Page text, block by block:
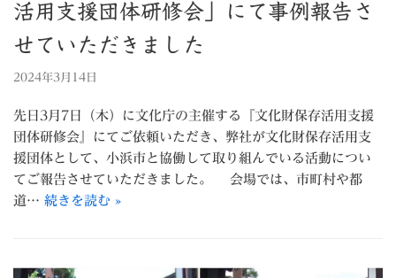
活用支援団体研修会」にて事例報告さ
せていただきました
2024年3月14日
先日3月7日（木）に文化庁の主催する『文化財保存活用支援
団体研修会』にてご依頼いただき、弊社が文化財保存活用支
援団体として、小浜市と協働して取り組んでいる活動につい
てご報告させていただきました。 会場では、市町村や都
道… 続きを読む »